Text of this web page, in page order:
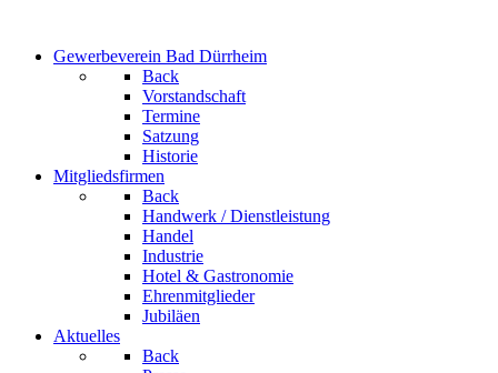
Gewerbeverein Bad Dürrheim
Back
Vorstandschaft
Termine
Satzung
Historie
Mitgliedsfirmen
Back
Handwerk / Dienstleistung
Handel
Industrie
Hotel & Gastronomie
Ehrenmitglieder
Jubiläen
Aktuelles
Back